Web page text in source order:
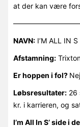
at der kan være
NAVN:I’M ALL IN
Afstamning:
Er hoppen i fol?
Løbsresultater:26
kr. i karrieren, og
I’m All In S’ side i